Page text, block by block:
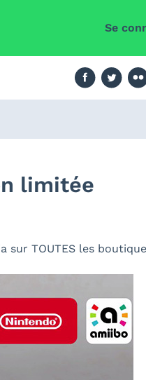
Se
limitée
sur TOUTES les